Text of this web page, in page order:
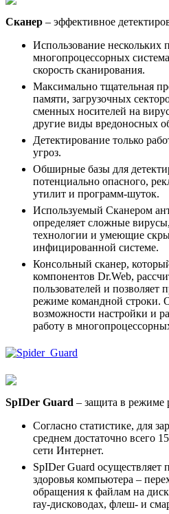
Сканер – эффективное
Использование нескольких
многопроцессорных
скорость сканирования.
Максимально тщательная
памяти, загрузочных
сменных носителей на
другие виды вредоносных
Детектирование только
угроз.
Обширные базы для
потенциально опасного,
утилит и программ-шуток.
Используемый Сканером
определяет сложные
технологии и умеющие
инфицированной системе.
Консольный сканер,
компонентов Dr.Web,
пользователей и позволяет
режиме командной строки.
возможности настройки и
работу в
SpIDer Guard – защита в режиме
Согласно статистике, для
среднем достаточно всего
сети Интернет.
SpIDer Guard
здоровья компьютера –
обращения к файлам на
ray-дисководах, флеш- и